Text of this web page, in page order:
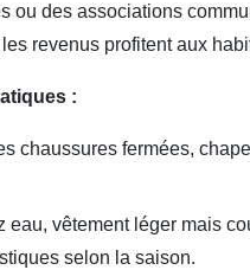
ou des associations
revenus profitent aux
:
chaussures fermées,
eau, vêtement léger mais
selon la saison.